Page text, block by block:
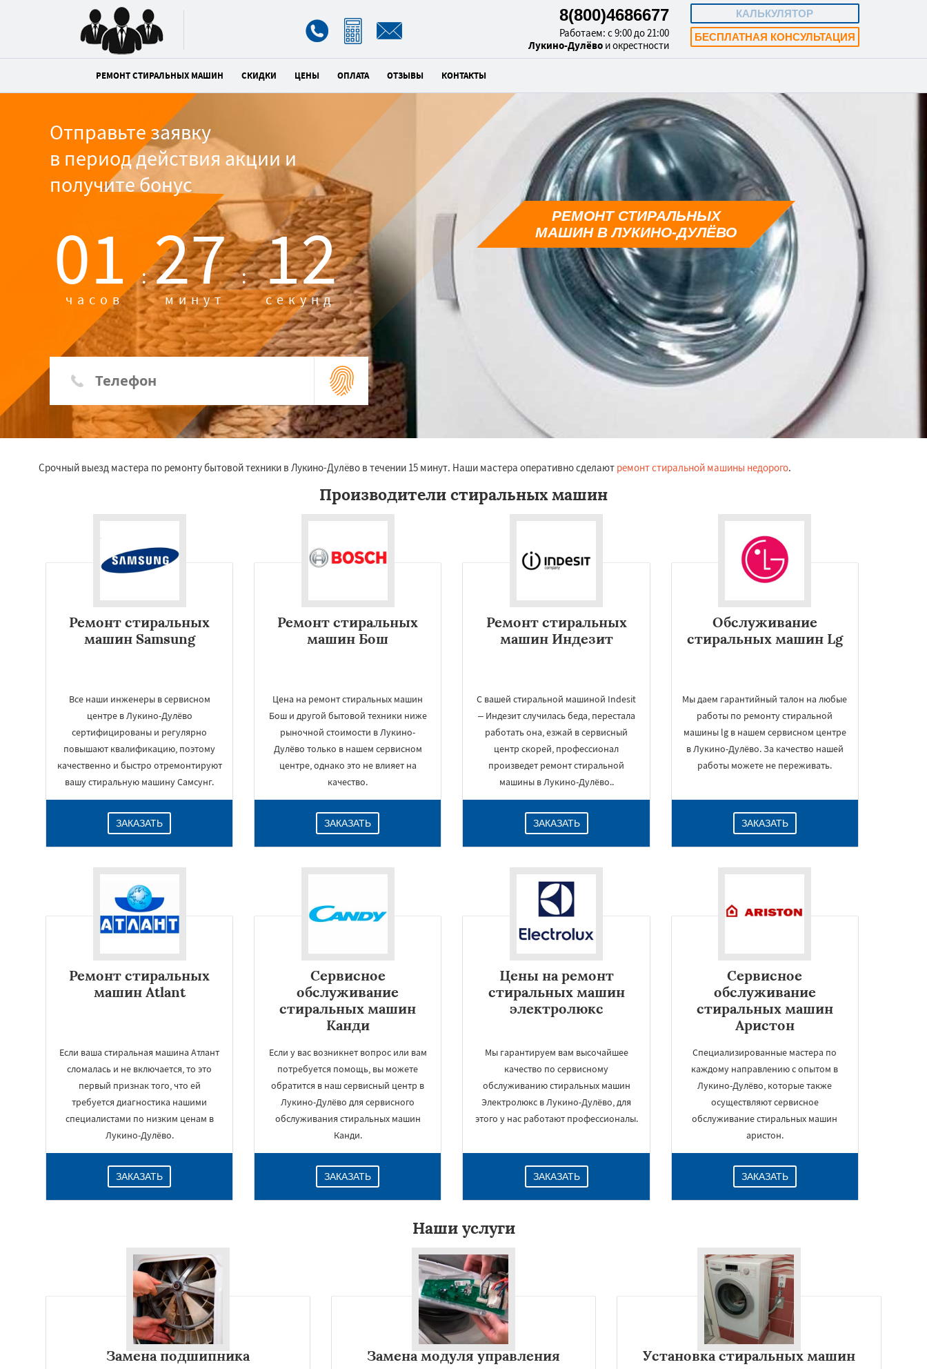
КАЛЬКУЛЯТОР
БЕСПЛАТНАЯ КОНСУЛЬТАЦИЯ
8(800)4686677
Работаем: с 9:00 до 21:00
Лукино-Дулёво и окрестности
РЕМОНТ СТИРАЛЬНЫХ МАШИН СКИДКИ ЦЕНЫ ОПЛАТА ОТЗЫВЫ КОНТАКТЫ
Отправьте заявку
в период действия акции и
получите бонус
01 :
часов 27 :
минут 11
секунд
РЕМОНТ СТИРАЛЬНЫХ
МАШИН В ЛУКИНО-ДУЛЁВО
Срочный выезд мастера по ремонту бытовой техники в Лукино-Дулёво в течении 15 минут. Наши мастера оперативно сделают ремонт стиральной машины недорого.
Производители стиральных машин
Ремонт стиральных
машин Samsung
Все наши инженеры в сервисном
центре в Лукино-Дулёво
сертифицированы и регулярно
повышают квалификацию, поэтому
качественно и быстро отремонтируют
вашу стиральную машину Самсунг.
ЗАКАЗАТЬ
Ремонт стиральных
машин Бош
Цена на ремонт стиральных машин
Бош и другой бытовой техники ниже
рыночной стоимости в Лукино-
Дулёво только в нашем сервисном
центре, однако это не влияет на
качество.
ЗАКАЗАТЬ
Ремонт стиральных
машин Индезит
С вашей стиральной машиной Indesit
– Индезит случилась беда, перестала
работать она, езжай в сервисный
центр скорей, профессионал
произведет ремонт стиральной
машины в Лукино-Дулёво..
ЗАКАЗАТЬ
Обслуживание
стиральных машин Lg
Мы даем гарантийный талон на любые
работы по ремонту стиральной
машины lg в нашем сервисном центре
в Лукино-Дулёво. За качество нашей
работы можете не переживать.
ЗАКАЗАТЬ
Ремонт стиральных
машин Atlant
Если ваша стиральная машина Атлант
сломалась и не включается, то это
первый признак того, что ей
требуется диагностика нашими
специалистами по низким ценам в
Лукино-Дулёво.
ЗАКАЗАТЬ
Сервисное
обслуживание
стиральных машин
Канди
Если у вас возникнет вопрос или вам
потребуется помощь, вы можете
обратится в наш сервисный центр в
Лукино-Дулёво для сервисного
обслуживания стиральных машин
Канди.
ЗАКАЗАТЬ
Цены на ремонт
стиральных машин
электролюкс
Мы гарантируем вам высочайшее
качество по сервисному
обслуживанию стиральных машин
Электролюкс в Лукино-Дулёво, для
этого у нас работают профессионалы.
ЗАКАЗАТЬ
Сервисное
обслуживание
стиральных машин
Аристон
Специализированные мастера по
каждому направлению с опытом в
Лукино-Дулёво, которые также
осуществляют сервисное
обслуживание стиральных машин
аристон.
ЗАКАЗАТЬ
Наши услуги
Замена подшипника Замена модуля управления Установка стиральных машин
×
Даю согласие на обработку персональных данных